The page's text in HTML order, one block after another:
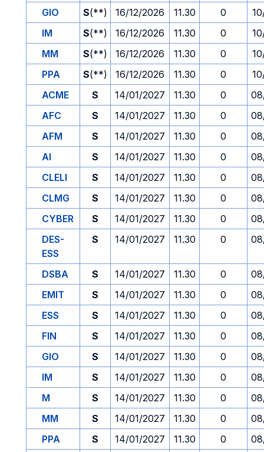
GIO
S(**) 16/12/2026 11.30 0
IM
S(**) 16/12/2026 11.30 0
MM
S(**) 16/12/2026 11.30 0
PPA
S(**) 16/12/2026 11.30 0
ACME
S 14/01/2027 11.30 0
AFC
S 14/01/2027 11.30 0
AFM
S 14/01/2027 11.30 0
AI
S 14/01/2027 11.30 0
CLELI
S 14/01/2027 11.30 0
CLMG
S 14/01/2027 11.30 0
CYBER
S 14/01/2027 11.30 0
DES-
ESS
S 14/01/2027 11.30 0
DSBA S 14/01/2027 11.30 0
EMIT
S 14/01/2027 11.30 0
ESS
S 14/01/2027 11.30 0
FIN
S 14/01/2027 11.30 0
GIO
S 14/01/2027 11.30 0
IM
S 14/01/2027 11.30 0
M
S 14/01/2027 11.30 0
MM
S 14/01/2027 11.30 0
PPA
S 14/01/2027 11.30 0